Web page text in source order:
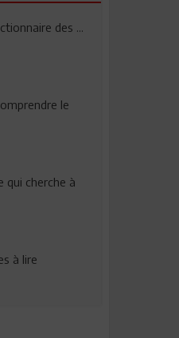
des ...
le
qui cherche à
à lire